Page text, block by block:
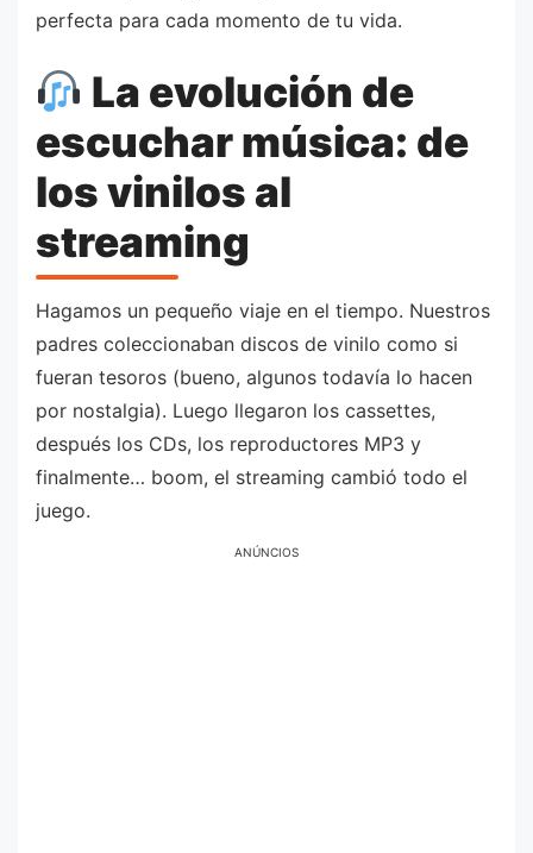
perfecta para cada momento de tu vida.
La evolución de
escuchar música: de
los vinilos al
streaming
Hagamos un pequeño viaje en el tiempo. Nuestros
padres coleccionaban discos de vinilo como si
fueran tesoros (bueno, algunos todavía lo hacen
por nostalgia). Luego llegaron los cassettes,
después los CDs, los reproductores MP3 y
finalmente… boom, el streaming cambió todo el
juego.
ANÚNCIOS